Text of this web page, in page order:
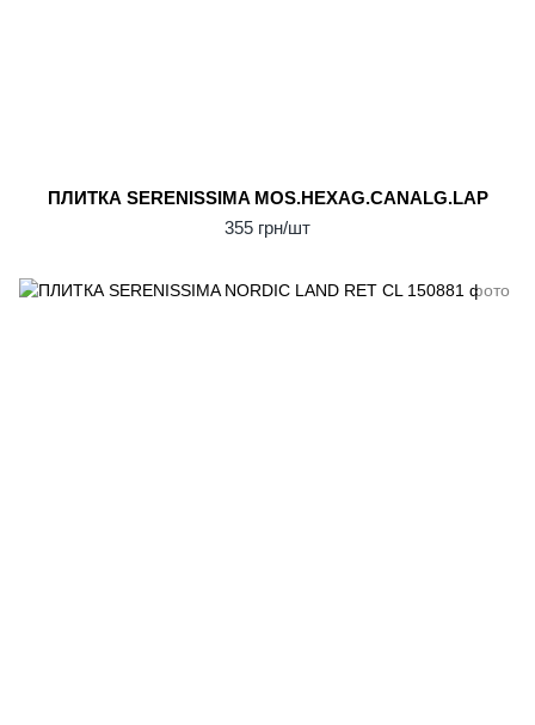
ПЛИТКА SERENISSIMA MOS.HEXAG.CANALG.LAP
355 грн/шт